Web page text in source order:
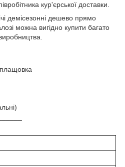
кур'єрської доставки.
демісезонні дешево прямо
можна вигідно купити багато